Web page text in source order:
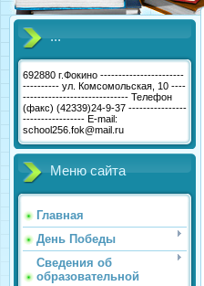
...
692880 г.Фокино -----------------------
---------- ул. Комсомольская, 10 ----
----------------------------- Телефон
(факс) (42339)24-9-37 ----------------
----------------- E-mail:
school256.fok@mail.ru
Меню сайта
Главная
День Победы
Сведения об
образовательной